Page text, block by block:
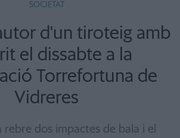
SOCIETAT
d'un tiroteig amb
el dissabte a la
Torrefortuna de
Vidreres
rebre dos impactes de bala i el